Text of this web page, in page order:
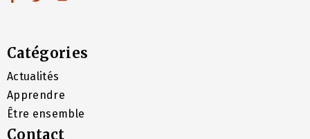
Catégories
Actualités
Apprendre
Être ensemble
Contact